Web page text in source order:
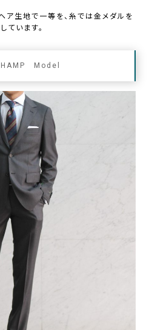
ア生地で一等を、糸では金メダルを
ています。
Model